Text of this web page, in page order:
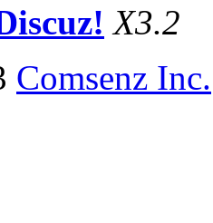
X3.2
Comsenz Inc.